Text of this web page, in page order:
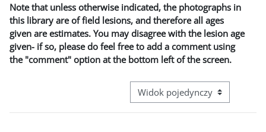
Note that unless otherwise indicated, the photographs in
this library are of field lesions, and therefore all ages
given are estimates. You may disagree with the lesion age
given- if so, please do feel free to add a comment using
the "comment" option at the bottom left of the screen.
Przeglądanie: nawigacja